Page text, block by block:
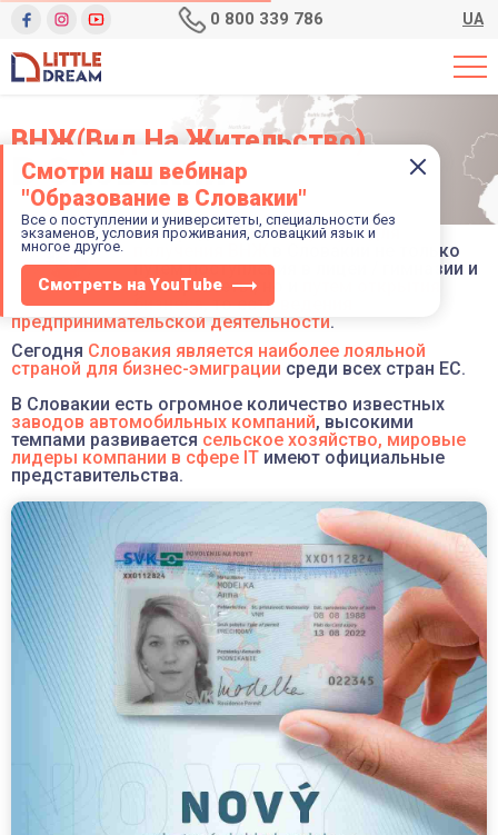
0 800 339 786 UA
Смотри наш вебинар
"Образование в Словакии"
Все о поступлении и университеты, специальности без
экзаменов, условия проживания, словацкий язык и
многое другое.
Смотреть на YouTube
ВНЖ(Вид На Жительство)
В Словакии
Мыпредоставляемуслуги для
в Словакии не только
путем поступления в лицеи / гимназии и
университеты, но и
бизнеса, то есть
предпринимательской деятельности.
Сегодня Словакия является наиболее лояльной
страной для бизнес-эмиграции среди всех стран ЕС.
В Словакии есть огромное количество известных
заводов автомобильных компаний, высокими
темпами развивается сельское хозяйство, мировые
лидеры компании в сфере IT имеют официальные
представительства.